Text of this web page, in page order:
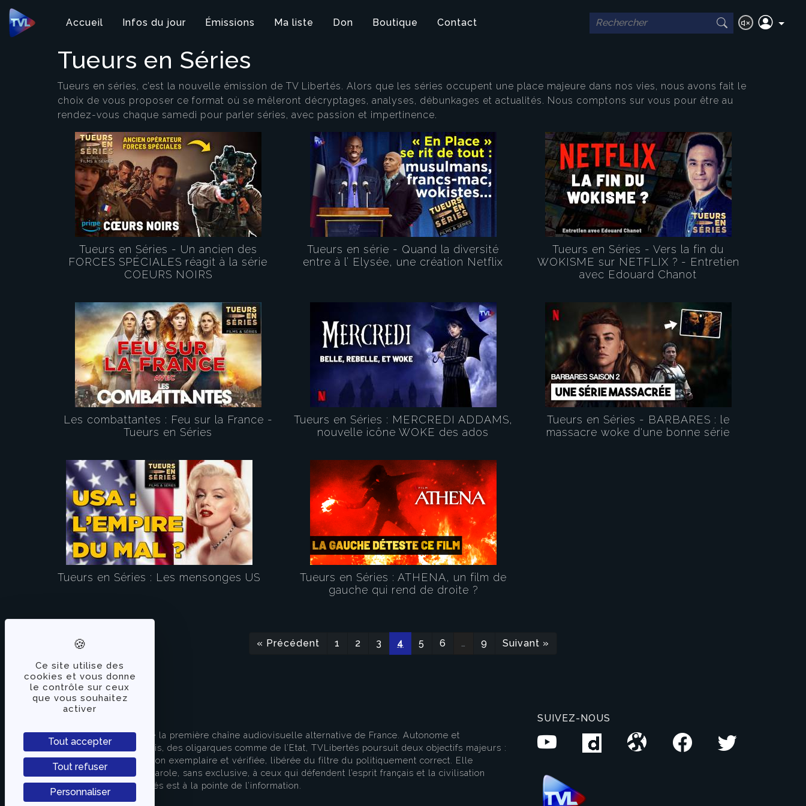
Panneau de gestion des cookies
Ce site utilise des
cookies et vous donne
le contrôle sur ceux
que vous souhaitez
activer
Tout accepter
Tout refuser
Personnaliser
Accueil Infos du jour Émissions Ma liste Don Boutique Contact
Tueurs en Séries
Tueurs en séries, c’est la nouvelle émission de TV Libertés. Alors que les séries occupent une place majeure dans nos vies, nous avons fait le
choix de vous proposer ce format où se mêleront décryptages, analyses, débunkages et actualités. Nous comptons sur vous pour être au
rendez-vous chaque samedi pour parler séries, avec passion et impertinence.
Tueurs en Séries - Un ancien des
FORCES SPÉCIALES réagit à la série
COEURS NOIRS
Tueurs en série - Quand la diversité
entre à l’ Elysée, une création Netflix
Tueurs en Séries - Vers la fin du
WOKISME sur NETFLIX ? - Entretien
avec Edouard Chanot
Les combattantes : Feu sur la France -
Tueurs en Séries
Tueurs en Séries : MERCREDI ADDAMS,
nouvelle icône WOKE des ados
Tueurs en Séries - BARBARES : le
massacre woke d'une bonne série
Tueurs en Séries : Les mensonges US
Tueurs en Séries : ATHENA, un film de
gauche qui rend de droite ?
« Précédent 1 2 3 4 5 6 … 9 Suivant »
TVLibertés représente la première chaîne audiovisuelle alternative de France. Autonome et
indépendante des partis, des oligarques comme de l’Etat, TVLibertés poursuit deux objectifs majeurs :
apporter une information exemplaire et vérifiée, libérée du filtre du politiquement correct. Elle
s’attache à donner la parole, sans exclusive, à ceux qui défendent l’esprit français et la civilisation
européenne. TVLibertés est à la pointe de l’information.
SUIVEZ-NOUS